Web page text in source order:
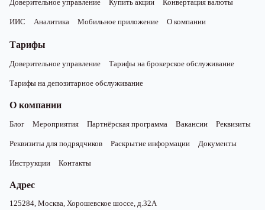
Доверительное управление Купить акции Конвертация валюты
ИИС Аналитика Мобильное приложение О компании
Тарифы
Доверительное управление Тарифы на брокерское обслуживание
Тарифы на депозитарное обслуживание
О компании
Блог Мероприятия Партнёрская программа Вакансии Реквизиты
Реквизиты для подрядчиков Раскрытие информации Документы
Инструкции Контакты
Адрес
125284, Москва, Хорошевское шоссе, д.32А